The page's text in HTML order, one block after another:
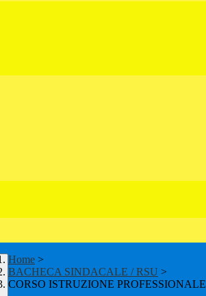
Home >
BACHECA SINDACALE / RSU >
CORSO ISTRUZIONE PROFESSIONALE